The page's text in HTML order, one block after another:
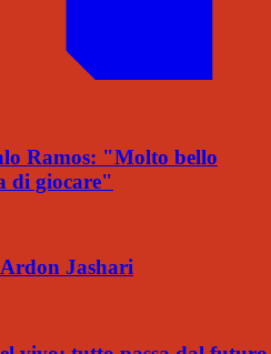
Ramos: "Molto bello
di giocare"
Jashari